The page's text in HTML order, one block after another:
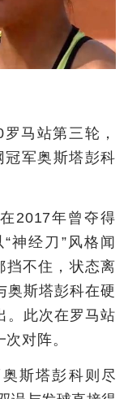
马站第三轮，
军奥斯塔彭科
2017年曾夺得
神经刀”风格闻
挡不住，状态离
奥斯塔彭科在硬
。此次在罗马站
对阵。
斯塔彭科则尽